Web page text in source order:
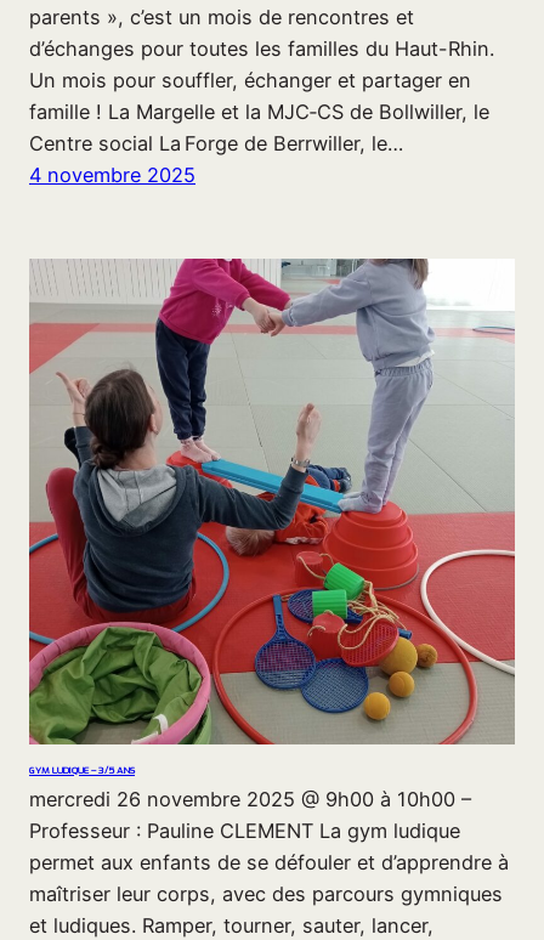
parents », c’est un mois de rencontres et
d’échanges pour toutes les familles du Haut-Rhin.
Un mois pour souffler, échanger et partager en
famille ! La Margelle et la MJC‑CS de Bollwiller, le
Centre social La Forge de Berrwiller, le…
4 novembre 2025
GYM LUDIQUE – 3/5 ANS
mercredi 26 novembre 2025 @ 9h00 à 10h00 –
Professeur : Pauline CLEMENT La gym ludique
permet aux enfants de se défouler et d’apprendre à
maîtriser leur corps, avec des parcours gymniques
et ludiques. Ramper, tourner, sauter, lancer,